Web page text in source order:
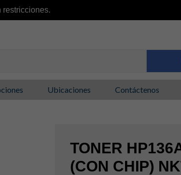
restricciones.
Ubicaciones Contáctenos
TONER
(CON CHIP)